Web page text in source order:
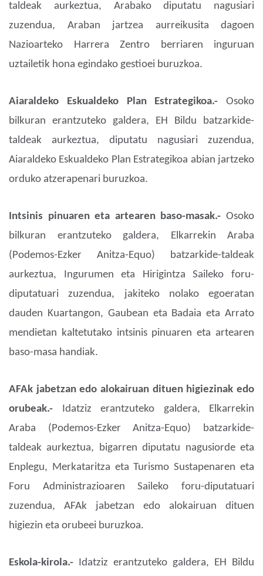
taldeak aurkeztua, Arabako diputatu nagusiari
zuzendua, Araban jartzea aurreikusita dagoen
Nazioarteko Harrera Zentro berriaren inguruan
uztailetik hona egindako gestioei buruzkoa.
Aiaraldeko Eskualdeko Plan Estrategikoa.-
Osoko
bilkuran erantzuteko galdera, EH Bildu batzarkide-
taldeak aurkeztua, diputatu nagusiari zuzendua,
Aiaraldeko Eskualdeko Plan Estrategikoa abian jartzeko
orduko atzerapenari buruzkoa.
Intsinis pinuaren eta artearen baso-masak.- Osoko
bilkuran erantzuteko galdera, Elkarrekin Araba
(Podemos-Ezker Anitza-Equo) batzarkide-taldeak
aurkeztua, Ingurumen eta Hirigintza Saileko foru-
diputatuari zuzendua, jakiteko nolako egoeratan
dauden Kuartangon, Gaubean eta Badaia eta Arrato
mendietan kaltetutako intsinis pinuaren eta artearen
baso-masa handiak.
AFAk jabetzan edo alokairuan dituen higiezinak edo
orubeak.-
Idatziz erantzuteko galdera, Elkarrekin
Araba (Podemos-Ezker Anitza-Equo) batzarkide-
taldeak aurkeztua, bigarren diputatu nagusiorde eta
Enplegu, Merkataritza eta Turismo Sustapenaren eta
Foru Administrazioaren Saileko foru-diputatuari
zuzendua, AFAk jabetzan edo alokairuan dituen
higiezin eta orubeei buruzkoa.
Eskola-kirola.- Idatziz erantzuteko galdera, EH Bildu